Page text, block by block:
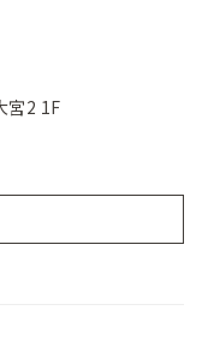
宮2 1F